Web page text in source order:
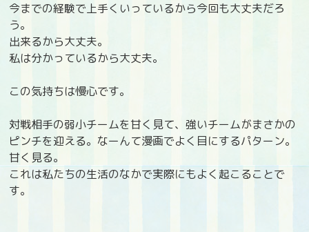
今までの経験で上手くいっているから今回も大丈夫だろ
う。
出来るから大丈夫。
私は分かっているから大丈夫。
この気持ちは慢心です。
対戦相手の弱小チームを甘く見て、強いチームがまさかの
ピンチを迎える。なーんて漫画でよく目にするパターン。
甘く見る。
これは私たちの生活のなかで実際にもよく起こることで
す。